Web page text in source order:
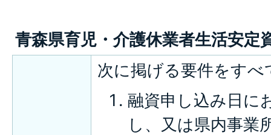
青森県育児・介護休業者生活安定
次に掲げる要件をすべ
融資申し込み日に
し、又は県内事業